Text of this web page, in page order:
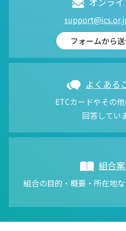
フォームから
よくある
ETCカードやその
回答してい
組合
組合の目的・概要・所在地